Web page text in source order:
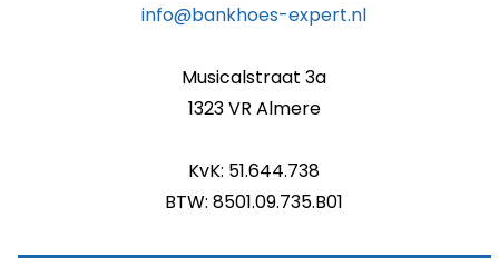
info@bankhoes-expert.nl
Musicalstraat 3a
1323 VR Almere
KvK: 51.644.738
BTW: 8501.09.735.B01